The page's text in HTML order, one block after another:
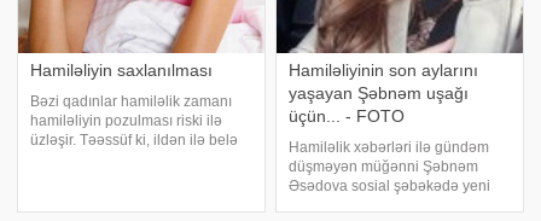
Hamiləliyin saxlanılması
Bəzi qadınlar hamiləlik zamanı
hamiləliyin pozulması riski ilə
üzləşir. Təəssüf ki, ildən ilə belə
Hamiləliyinin son aylarını
yaşayan Şəbnəm uşağı
üçün... - FOTO
Hamiləlik xəbərləri ilə gündəm
düşməyən müğənni Şəbnəm
Əsədova sosial şəbəkədə yeni